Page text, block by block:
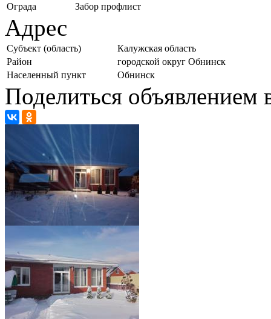
Ограда
Забор профлист
Адрес
Субъект (область)
Калужская область
Район
городской округ Обнинск
Населенный пункт
Обнинск
Поделиться объявлением